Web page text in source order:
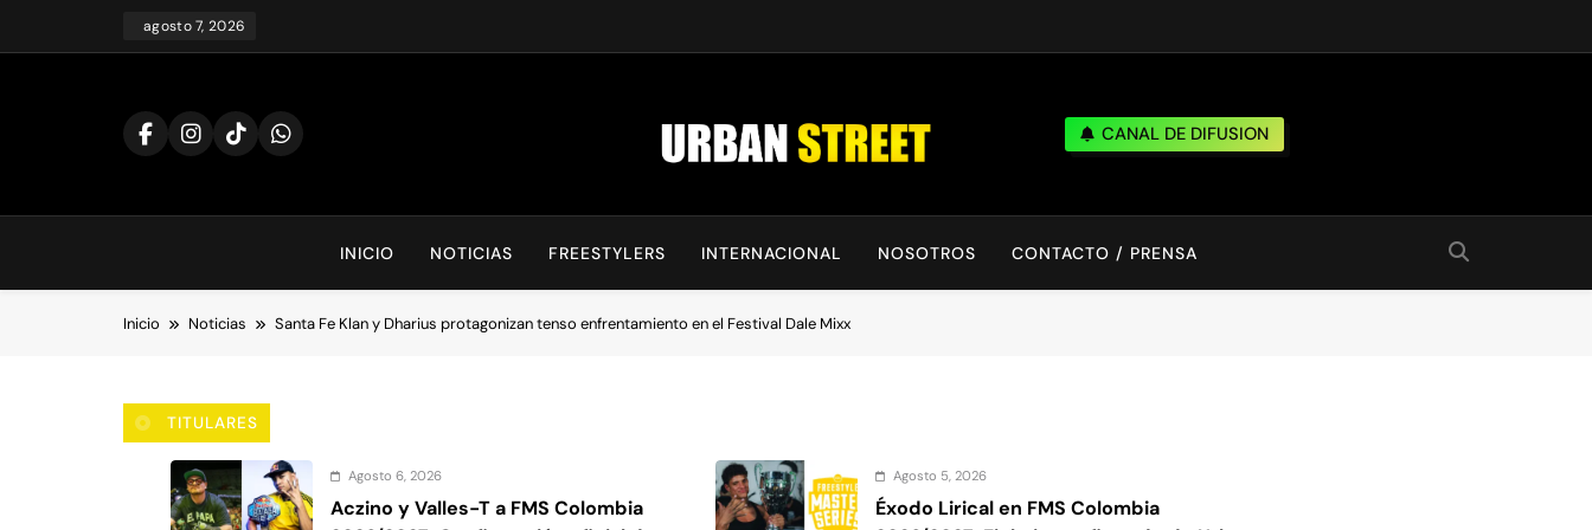
agosto 7, 2026
UrbanStreet
CANAL DE DIFUSION
INICIO NOTICIAS FREESTYLERS INTERNACIONAL NOSOTROS CONTACTO / PRENSA
Inicio Noticias Santa Fe Klan y Dharius protagonizan tenso enfrentamiento en el Festival Dale Mixx
TITULARES
Agosto 6, 2026
Aczino y Valles-T a FMS Colombia
Agosto 5, 2026
Éxodo Lirical en FMS Colombia